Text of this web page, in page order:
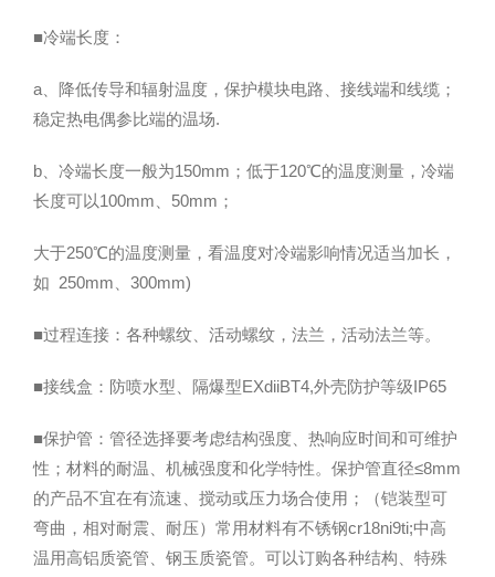
■冷端长度：
a、降低传导和辐射温度，保护模块电路、接线端和线缆；
稳定热电偶参比端的温场.
b、冷端长度一般为150mm；低于120℃的温度测量，冷端
长度可以100mm、50mm；
大于250℃的温度测量，看温度对冷端影响情况适当加长，
如 250mm、300mm)
■过程连接：各种螺纹、活动螺纹，法兰，活动法兰等。
■接线盒：防喷水型、隔爆型EXdiiBT4,外壳防护等级IP65
■保护管：管径选择要考虑结构强度、热响应时间和可维护
性；材料的耐温、机械强度和化学特性。保护管直径≤8mm
的产品不宜在有流速、搅动或压力场合使用；（铠装型可
弯曲，相对耐震、耐压）常用材料有不锈钢cr18ni9ti;中高
温用高铝质瓷管、钢玉质瓷管。可以订购各种结构、特殊